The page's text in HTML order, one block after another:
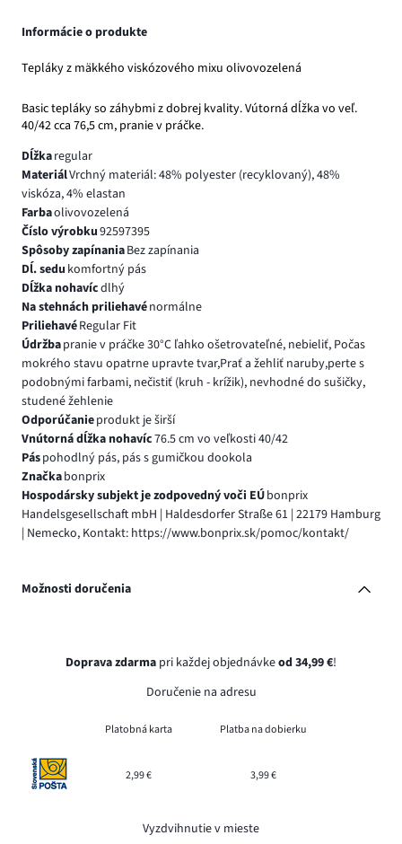
Informácie o produkte
Tepláky z mäkkého viskózového mixu olivovozelená
Basic tepláky so záhybmi z dobrej kvality. Vútorná dĺžka vo veľ.
40/42 cca 76,5 cm, pranie v práčke.
Dĺžkaregular
MateriálVrchný materiál: 48% polyester (recyklovaný), 48%
viskóza, 4% elastan
Farbaolivovozelená
Číslo výrobku92597395
Spôsoby zapínaniaBez zapínania
Dĺ. sedu komfortný pás
Dĺžka nohavícdlhý
Na stehnách priliehavénormálne
PriliehavéRegular Fit
Údržbapranie v práčke 30°C ľahko ošetrovateľné, nebieliť, Počas
mokrého stavu opatrne upravte tvar,Prať a žehliť naruby,perte s
podobnými farbami, nečistiť (kruh - krížik), nevhodné do sušičky,
studené žehlenie
Odporúčanieprodukt je širší
Vnútorná dĺžka nohavíc76.5 cm vo veľkosti 40/42
Páspohodlný pás, pás s gumičkou dookola
Značkabonprix
Hospodársky subjekt je zodpovedný voči EÚbonprix
Handelsgesellschaft mbH | Haldesdorfer Straße 61 | 22179 Hamburg
| Nemecko, Kontakt: https://www.bonprix.sk/pomoc/kontakt/
Možnosti doručenia
Doprava zdarma pri každej objednávkeod 34,99 €!
Doručenie na adresu
Platobná karta Platba na dobierku
2,99 € 3,99 €
Vyzdvihnutie v mieste